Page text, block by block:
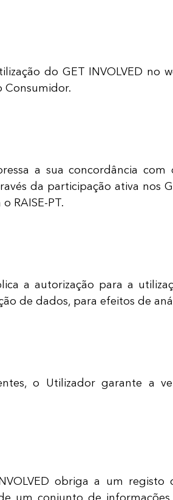
do GET INVOLVED no
Consumidor.
a sua concordância
da participação ativa nos
RAISE-PT.
a autorização para a
de dados, para efeitos de
o Utilizador garante a
obriga a um